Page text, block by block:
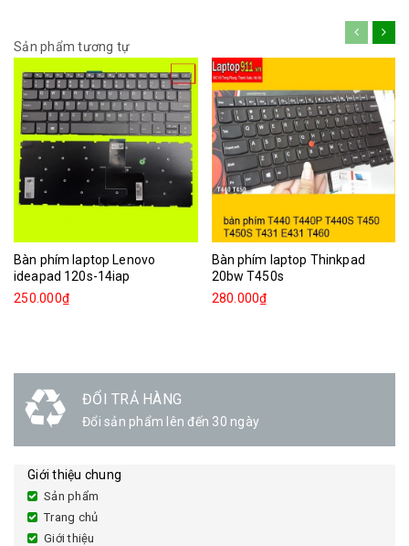
Sản phẩm tương tự
Bàn phím laptop Lenovo
ideapad 120s-14iap
250.000₫
Bàn phím laptop Thinkpad
20bw T450s
280.000₫
ĐỔI TRẢ HÀNG
Đổi sản phẩm lên đến 30 ngày
Giới thiệu chung
Sản phẩm
Trang chủ
Giới thiệu